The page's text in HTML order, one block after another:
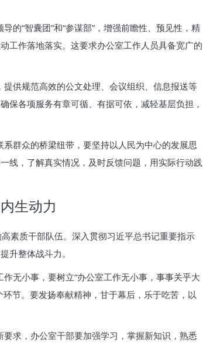
的“智囊团”和“参谋部”，增强前瞻性、预见性，精
工作落地落实。这要求办公室工作人员具备宽广的
提供规范高效的公文处理、会议组织、信息报送等
保各项服务有章可循、有据可依，减轻基层负担，
系群众的桥梁纽带，要坚持以人民为中心的发展思
线，了解真实情况，及时反馈问题，用实际行动践
生动力
素质干部队伍。深入贯彻习近平总书记重要指示
升整体战斗力。
作无小事，要树立“办公室工作无小事，事事关乎大
节。要发扬奉献精神，甘于幕后，乐于吃苦，以
要求，办公室干部要加强学习，掌握新知识，熟悉